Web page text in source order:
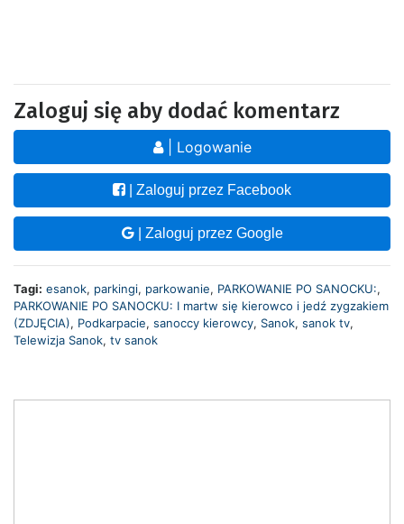
Zaloguj się aby dodać komentarz
| Logowanie
| Zaloguj przez Facebook
| Zaloguj przez Google
Tagi: esanok, parkingi, parkowanie, PARKOWANIE PO SANOCKU:,
PARKOWANIE PO SANOCKU: I martw się kierowco i jedź zygzakiem
(ZDJĘCIA), Podkarpacie, sanoccy kierowcy, Sanok, sanok tv,
Telewizja Sanok, tv sanok